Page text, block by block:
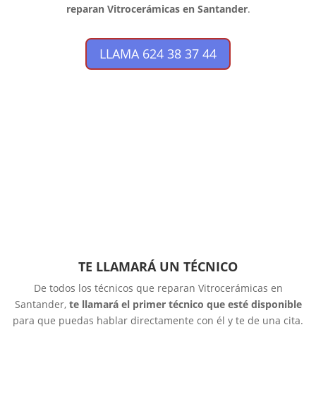
reparan Vitrocerámicas en Santander.
LLAMA 624 38 37 44
TE LLAMARÁ UN TÉCNICO
De todos los técnicos que reparan Vitrocerámicas en
Santander, te llamará el primer técnico que esté disponible
para que puedas hablar directamente con él y te de una cita.